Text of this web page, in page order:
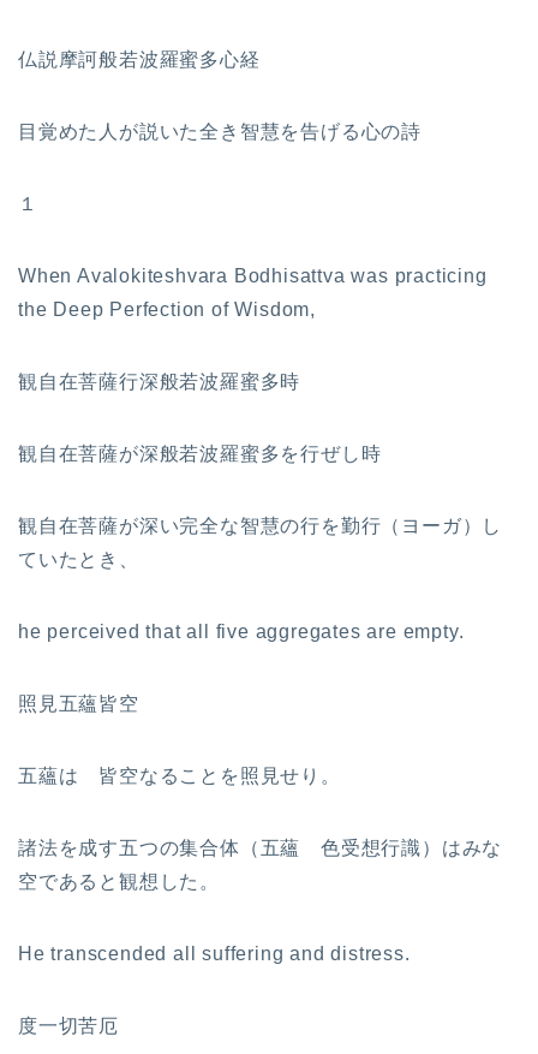
仏説摩訶般若波羅蜜多心経
目覚めた人が説いた全き智慧を告げる心の詩
１
When Avalokiteshvara Bodhisattva was practicing
the Deep Perfection of Wisdom,
観自在菩薩行深般若波羅蜜多時
観自在菩薩が深般若波羅蜜多を行ぜし時
観自在菩薩が深い完全な智慧の行を勤行（ヨーガ）し
ていたとき、
he perceived that all five aggregates are empty.
照見五蘊皆空
五蘊は 皆空なることを照見せり。
諸法を成す五つの集合体（五蘊 色受想行識）はみな
空であると観想した。
He transcended all suffering and distress.
度一切苦厄